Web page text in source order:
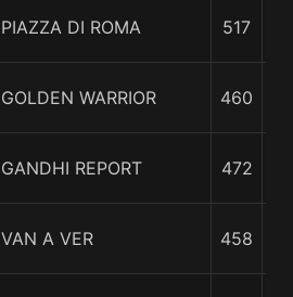
PIAZZA DI ROMA 517
GOLDEN WARRIOR 460
GANDHI REPORT 472
VAN A VER 458